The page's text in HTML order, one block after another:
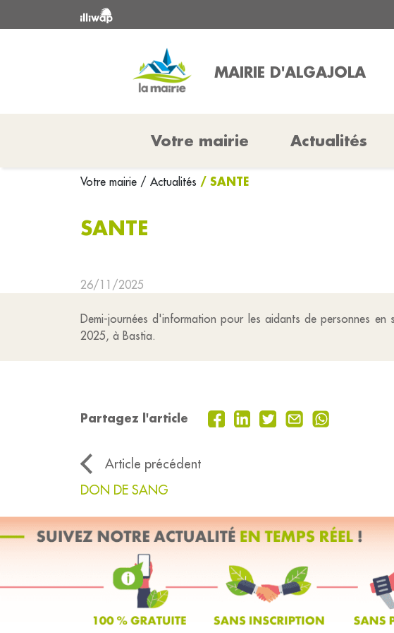
MAIRIE D'ALGAJOLA
Votre mairie Actualités
Votre mairie / Actualités / SANTE
SANTE
26/11/2025
Demi-journées d'information pour les aidants de personnes
2025, à Bastia.
Partagez l'article
Article précédent
DON DE SANG